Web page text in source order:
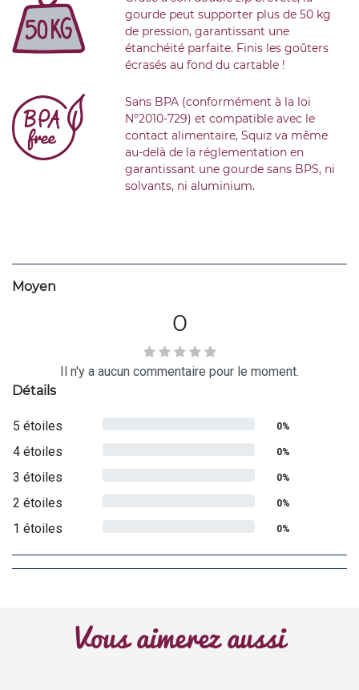
gourde peut supporter plus de 50 kg
de pression, garantissant une
étanchéité parfaite. Finis les goûters
écrasés au fond du cartable !
Sans BPA (conformément à la loi
N°2010-729) et compatible avec le
contact alimentaire, Squiz va même
au-delà de la réglementation en
garantissant une gourde sans BPS, ni
solvants, ni aluminium.
Moyen
0
Il n'y a aucun commentaire pour le moment.
Détails
5 étoiles 0%
4 étoiles 0%
3 étoiles 0%
2 étoiles 0%
1 étoiles 0%
Vous aimerez aussi